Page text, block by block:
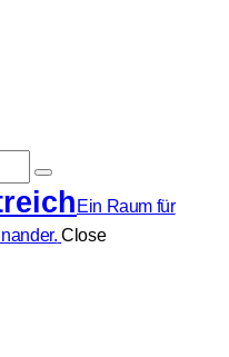
Ein Raum für
Close